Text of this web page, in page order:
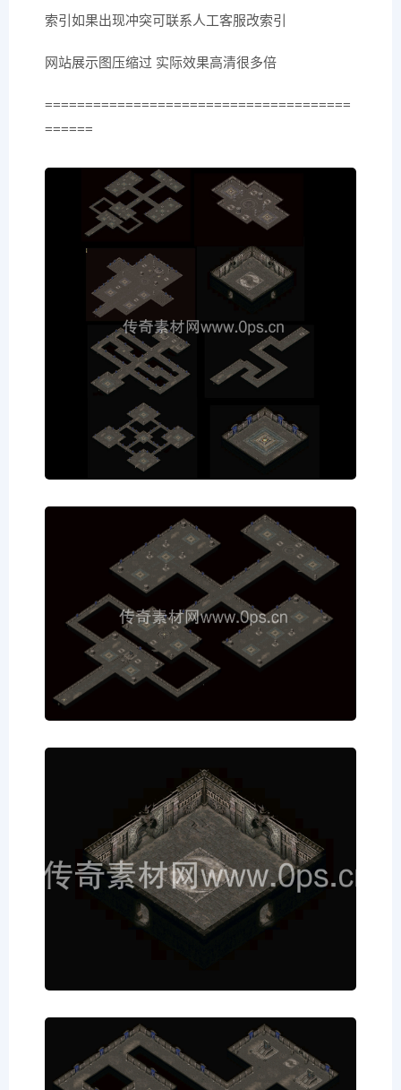
索引如果出现冲突可联系人工客服改索引
网站展示图压缩过 实际效果高清很多倍
======================================
======